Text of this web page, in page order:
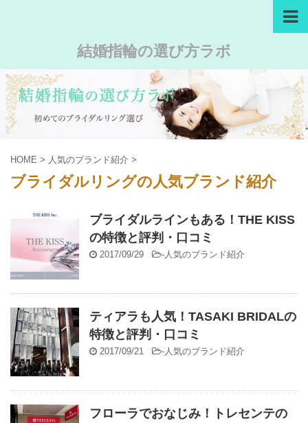
結婚指輪の選び方ラボ
HOME > 人気のブランド紹介 >
ブライダルリングの人気ブランド紹介
ブライダルラインもある！THE KISS
の特徴と評判・口コミ
2017/09/29 - 人気のブランド紹介
ティアラも人気！TASAKI BRIDALの
特徴と評判・口コミ
2017/09/21 - 人気のブランド紹介
フローラでおなじみ！トレセンテの